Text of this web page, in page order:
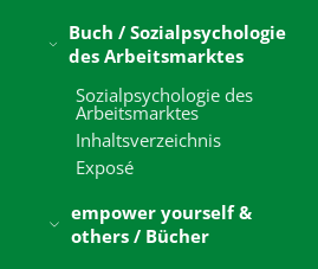
Buch / Sozialpsychologie
des Arbeitsmarktes
Sozialpsychologie des
Arbeitsmarktes
Inhaltsverzeichnis
Exposé
empower yourself &
others / Bücher